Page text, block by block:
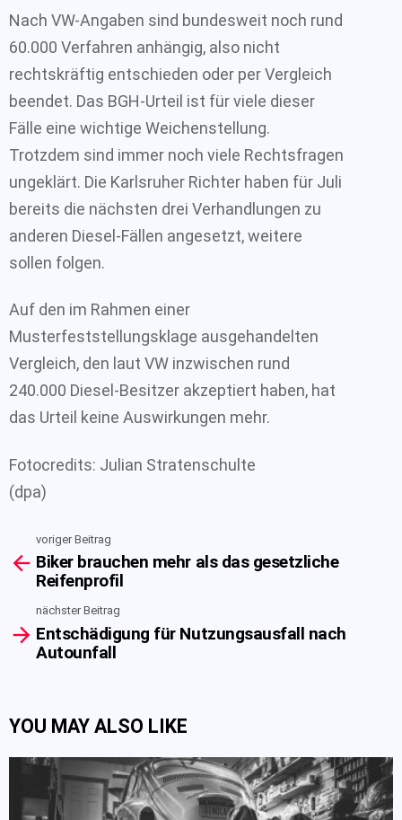
Nach VW-Angaben sind bundesweit noch rund
60.000 Verfahren anhängig, also nicht
rechtskräftig entschieden oder per Vergleich
beendet. Das BGH-Urteil ist für viele dieser
Fälle eine wichtige Weichenstellung.
Trotzdem sind immer noch viele Rechtsfragen
ungeklärt. Die Karlsruher Richter haben für Juli
bereits die nächsten drei Verhandlungen zu
anderen Diesel-Fällen angesetzt, weitere
sollen folgen.
Auf den im Rahmen einer
Musterfeststellungsklage ausgehandelten
Vergleich, den laut VW inzwischen rund
240.000 Diesel-Besitzer akzeptiert haben, hat
das Urteil keine Auswirkungen mehr.
Fotocredits: Julian Stratenschulte
(dpa)
more
voriger Beitrag
Biker brauchen mehr als das gesetzliche
Reifenprofil
nächster Beitrag
Entschädigung für Nutzungsausfall nach
Autounfall
YOU MAY ALSO LIKE